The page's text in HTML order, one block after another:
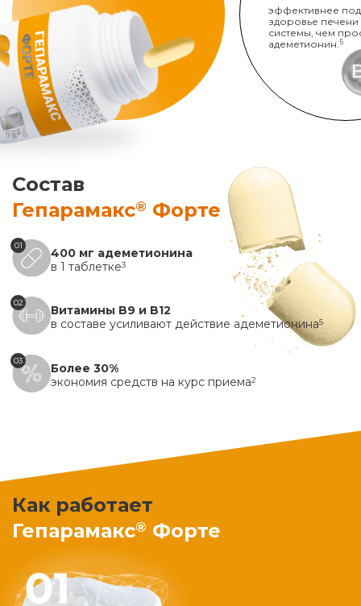
эффективнее
здоровье печени
системы, чем
адеметионин. 5
Состав
Гепарамакс® Форте
01
400 мг адеметионина
в 1 таблетке3
02
Витамины B9 и B12
в составе усиливают действие адеметионина5
03
Более 30%
экономия средств на курс приема2
Как работает
Гепарамакс® Форте